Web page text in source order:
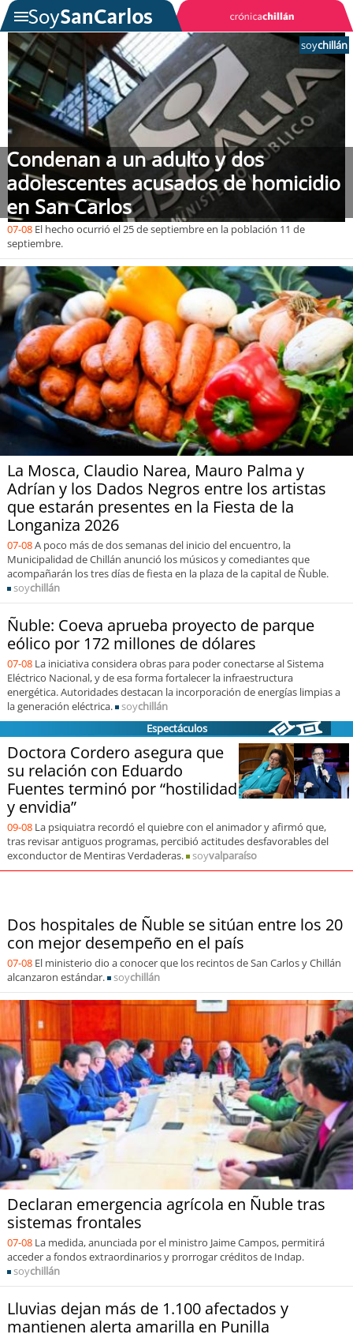
SOYTV
Podcast
Actualidad
Entretención
Economía
Deportes
Tecnología
Sostenibilidad
soychile
soy
soyiquique
soycalama
soyantofagasta
soycopiapó
soy valparaíso
soyquillota
soysanantonio
soychillán
soysancarlos
soytalcahuano
soyconcepción
soyarauco
soytemuco
soy
soyosorno
soypuertomontt
soychiloé
Condenan a un adulto y dos
adolescentes acusados de homicidio
en San Carlos
soychillán
07-08 El hecho ocurrió el 25 de septiembre en la población 11 de
septiembre.
La Mosca, Claudio Narea, Mauro Palma y
Adrían y los Dados Negros entre los artistas
que estarán presentes en la Fiesta de la
Longaniza 2026
07-08A poco más de dos semanas del inicio del encuentro, la
Municipalidad de Chillán anunció los músicos y comediantes que
acompañarán los tres días de fiesta en la plaza de la capital de Ñuble.
soychillán
Ñuble: Coeva aprueba proyecto de parque
eólico por 172 millones de dólares
07-08 La iniciativa considera obras para poder conectarse al Sistema
Eléctrico Nacional, y de esa forma fortalecer la infraestructura
energética. Autoridades destacan la incorporación de energías limpias a
la generación eléctrica.
soychillán
Espectáculos
Doctora Cordero asegura que
su relación con Eduardo
Fuentes terminó por “hostilidad
y envidia”
09-08 La psiquiatra recordó el quiebre con el animador y afirmó que,
tras revisar antiguos programas, percibió actitudes desfavorables del
exconductor de Mentiras Verdaderas.
soyvalparaíso
Dos hospitales de Ñuble se sitúan entre los 20
con mejor desempeño en el país
07-08 El ministerio dio a conocer que los recintos de San Carlos y Chillán
alcanzaron estándar.
soychillán
Declaran emergencia agrícola en Ñuble tras
sistemas frontales
07-08 La medida, anunciada por el ministro Jaime Campos, permitirá
acceder a fondos extraordinarios y prorrogar créditos de Indap.
soychillán
Lluvias dejan más de 1.100 afectados y
mantienen alerta amarilla en Punilla